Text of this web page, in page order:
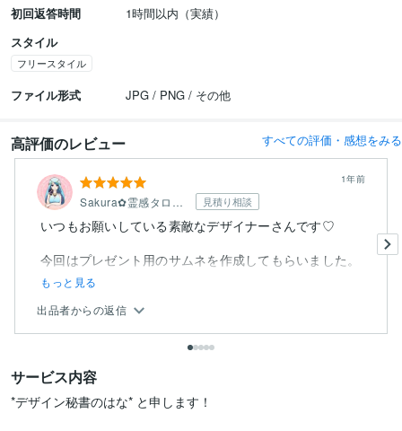
初回返答時間
1時間以内（実績）
スタイル
フリースタイル
ファイル形式 JPG / PNG / その他
高評価のレビュー すべての評価・感想をみる
Sakura✿霊感タロット占い師 見積り相談
1年前
いつもお願いしている素敵なデザイナーさんです♡
今回はプレゼント用のサムネを作成してもらいました。
もっと見る
出品者からの返信
サービス内容
*デザイン秘書のはな* と申します！